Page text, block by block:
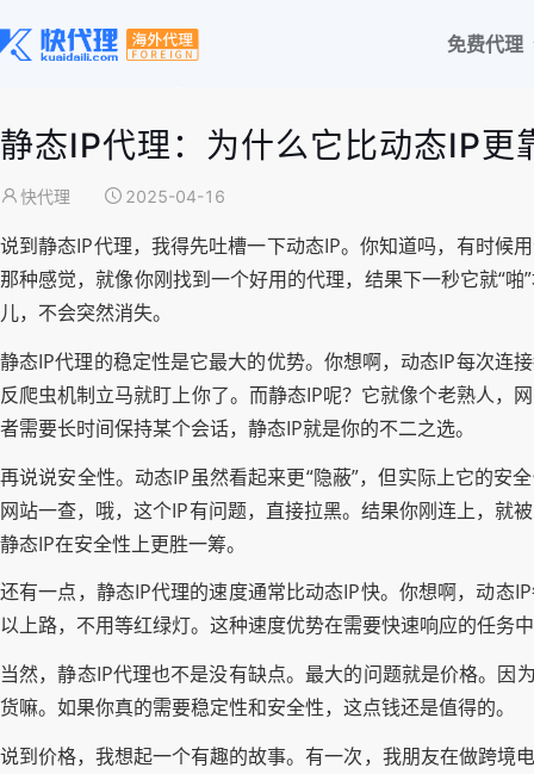
免费代理
静态IP代理：为什么它比动态IP更
快代理 2025-04-16
说到静态IP代理，我得先吐槽一下动态IP。你知道吗，有时候
那种感觉，就像你刚找到一个好用的代理，结果下一秒它就“
儿，不会突然消失。
静态IP代理的稳定性是它最大的优势。你想啊，动态IP每次连
反爬虫机制立马就盯上你了。而静态IP呢？它就像个老熟人，
者需要长时间保持某个会话，静态IP就是你的不二之选。
再说说安全性。动态IP虽然看起来更“隐蔽”，但实际上它的安
网站一查，哦，这个IP有问题，直接拉黑。结果你刚连上，就
静态IP在安全性上更胜一筹。
还有一点，静态IP代理的速度通常比动态IP快。你想啊，动态
以上路，不用等红绿灯。这种速度优势在需要快速响应的任务
当然，静态IP代理也不是没有缺点。最大的问题就是价格。因
货嘛。如果你真的需要稳定性和安全性，这点钱还是值得的。
说到价格，我想起一个有趣的故事。有一次，我朋友在做跨境